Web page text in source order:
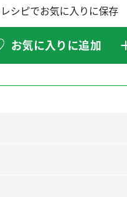
飯の素 米飯用調味液
（ミツカンミュージアム）
が大切にしていること
内
舗を探す
シピでお気に入りに保存
お気に入りに追加